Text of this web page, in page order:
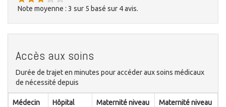
Note moyenne : 3 sur 5 basé sur 4avis.
Accès aux soins
Durée de trajet en minutes pour accéder aux soins médicaux
de nécessité depuis
Médecin Hôpital
Maternité niveau
Maternité niveau